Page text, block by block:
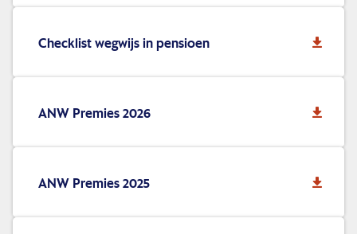
Checklist wegwijs in pensioen
ANW Premies 2026
ANW Premies 2025